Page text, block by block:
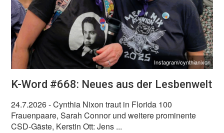
Instagram/cynthianixon
K-Word #668: Neues aus der Lesbenwelt
24.7.2026- Cynthia Nixon traut in Florida 100
Frauenpaare, Sarah Connor und weitere prominente
CSD-Gäste, Kerstin Ott: Jens ...